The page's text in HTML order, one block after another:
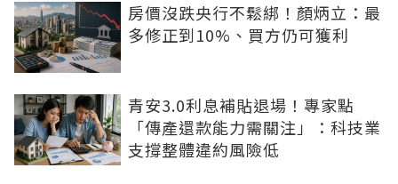
房價沒跌央行不鬆綁！顏炳立：最
多修正到10%、買方仍可獲利
青安3.0利息補貼退場！專家點
「傳產還款能力需關注」：科技業
支撐整體違約風險低